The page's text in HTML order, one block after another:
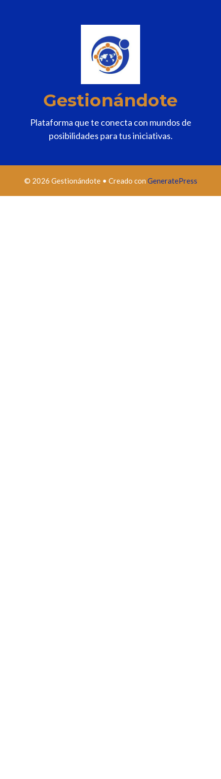
Gestionándote
Plataforma que te conecta con mundos de
posibilidades para tus iniciativas.
© 2026 Gestionándote• Creado con GeneratePress